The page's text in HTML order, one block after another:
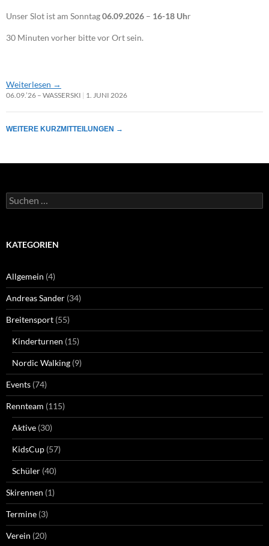
Unser Slot ist am Sonntag06.09.2026 – 16-18 Uhr
30 Minuten vorher bitte vor Ort sein.
Weiterlesen →
06.09.’26 – WASSERSKI 1. JUNI 2026
WEITERE KURZMITTEILUNGEN →
Suchen
nach:
KATEGORIEN
Allgemein (4)
Andreas Sander (34)
Breitensport (55)
Kinderturnen (15)
Nordic Walking (9)
Events (74)
Rennteam (115)
Aktive (30)
KidsCup (57)
Schüler (40)
Skirennen (1)
Termine (3)
Verein (20)